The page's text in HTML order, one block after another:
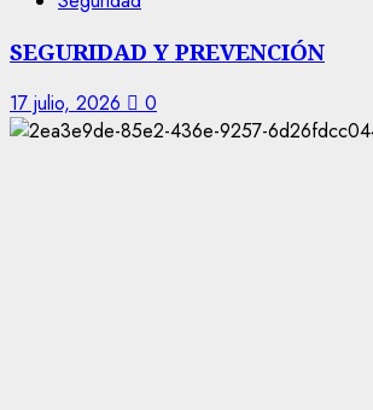
SEGURIDAD Y PREVENCIÓN
17 julio, 2026 0